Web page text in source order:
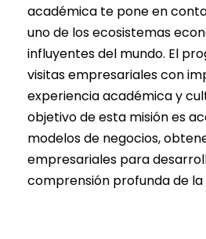
académica te pone en
uno de los ecosistemas
influyentes del mundo. El
visitas empresariales con
experiencia académica y
objetivo de esta misión es
modelos de negocios,
empresariales para
comprensión profunda de la